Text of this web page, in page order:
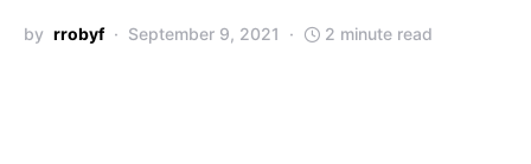
by rrobyf September 9, 2021 2 minute read